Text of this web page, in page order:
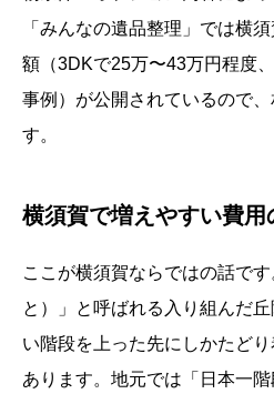
「みんなの遺品整理」では横
額（3DKで25万〜43万円程度
事例）が公開されているので
す。
横須賀で増えやすい費用
ここが横須賀ならではの話で
と）」と呼ばれる入り組んだ
い階段を上った先にしかたど
あります。地元では「日本一